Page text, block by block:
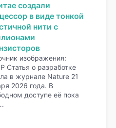
создали
в виде тонкой
нити с
изображения:
Статья о разработке
в журнале Nature 21
2026 года. В
доступе её пока